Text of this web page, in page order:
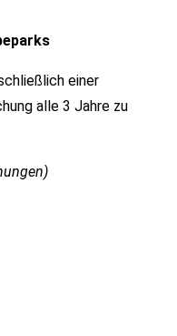
einer
alle 3 Jahre zu